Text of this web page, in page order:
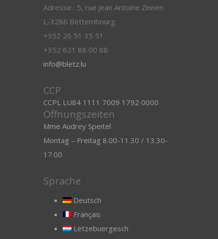
Adresse : 5, rue Jean Antoine Zinnen
L-3286 Bettembourg
+352 26 51 35 51
+352 621 88 00 88
info@bletz.lu
CCP
CCPL LU84 1111 7009 1792 0000
Öffnungszeiten
Mme Audrey Speitel
Montag – Freitag 8.00-11.30 / 13.30-
17.00
Sprache
Deutsch
Français
Lëtzebuergesch